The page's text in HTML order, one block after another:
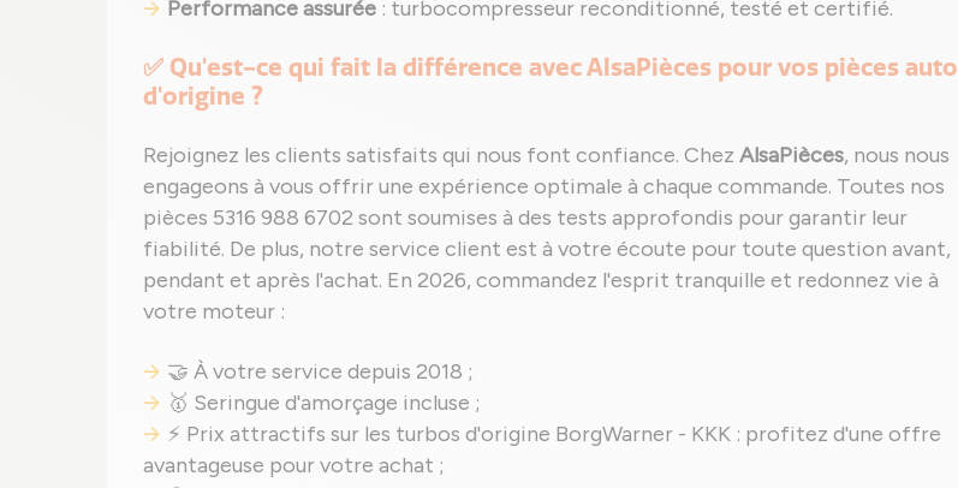
Performance assurée : turbocompresseur reconditionné, testé et certifié.
✅ Qu'est-ce qui fait la différence avec AlsaPièces pour vos pièces auto
d'origine ?
Rejoignez les clients satisfaits qui nous font confiance. Chez AlsaPièces, nous nous
engageons à vous offrir une expérience optimale à chaque commande. Toutes nos
pièces 5316 988 6702 sont soumises à des tests approfondis pour garantir leur
fiabilité. De plus, notre service client est à votre écoute pour toute question avant,
pendant et après l'achat. En 2026, commandez l'esprit tranquille et redonnez vie à
votre moteur :
🤝 À votre service depuis 2018 ;
🥇 Seringue d'amorçage incluse ;
⚡ Prix attractifs sur les turbos d'origine BorgWarner - KKK : profitez d'une offre
avantageuse pour votre achat ;